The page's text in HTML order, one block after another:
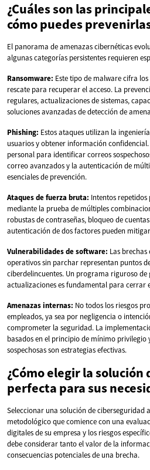
¿Cuáles son las
cómo puedes
El panorama de amenazas cibernéticas
algunas categorías persistentes requieren
Ransomware: Este tipo de malware cifra
rescate para recuperar el acceso. La
regulares, actualizaciones de sistemas,
soluciones avanzadas de detección de
Phishing: Estos ataques utilizan la
usuarios y obtener información
personal para identificar correos
correo avanzados y la autenticación de
esenciales de prevención.
Ataques de fuerza bruta: Intentos repetidos
mediante la prueba de múltiples
robustas de contraseñas, bloqueo de
autenticación de dos factores pueden
Vulnerabilidades de software: Las brechas
operativos sin parchar representan puntos
ciberdelincuentes. Un programa riguroso de
actualizaciones es fundamental para cerrar
Amenazas internas: No todos los riesgos
empleados, ya sea por negligencia o
comprometer la seguridad. La
basados en el principio de mínimo privilegio
sospechosas son estrategias efectivas.
¿Cómo elegir la
perfecta para sus
Seleccionar una solución de ciberseguridad
metodológico que comience con una
digitales de su empresa y los riesgos
debe considerar tanto el valor de la
consecuencias potenciales de una brecha.